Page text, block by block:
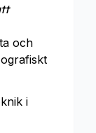
och
i